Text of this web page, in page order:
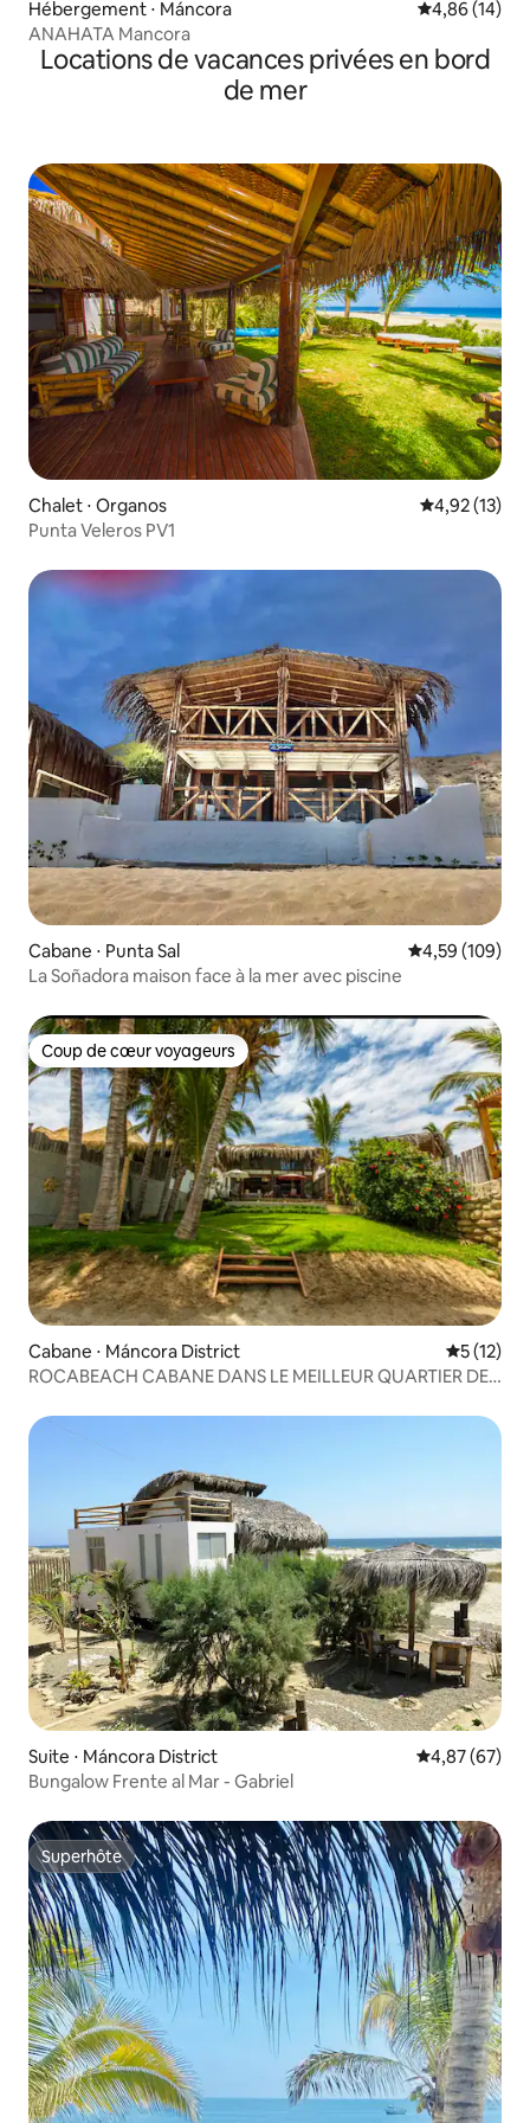
Hébergement ⋅ Máncora Évaluation
4,86 (14)
ANAHATA Mancora
Locations de vacances privées en bord
de mer
Chalet ⋅ Organos Évaluation
4,92 (13)
Punta Veleros PV1
Cabane ⋅ Punta Sal Évaluation
4,59 (109)
La Soñadora maison face à la mer avec piscine
Coup de cœur voyageurs
Coup de cœur voyageurs
Cabane ⋅ Máncora District
5 (12)
ROCABEACH CABANE DANS LE MEILLEUR QUARTIER DE
Suite ⋅ Máncora District Évaluation
4,87 (67)
Bungalow Frente al Mar - Gabriel
Superhôte
Superhôte